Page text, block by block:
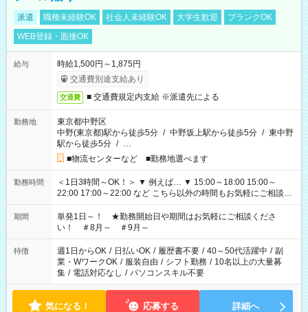
派遣 職種未経験OK 社会人未経験OK 大学生歓迎
ブランクOK
WEB登録・面接OK
給与
時給1,500円～1,875円
交通費別途支給あり
交通費 ■ 交通費規定内支給 ※派遣先による
勤務地
東京都中野区
中野(東京都)駅から徒歩5分 / 中野坂上駅から徒歩5分 / 東中野
駅から徒歩5分 / …
■物流センターなど ■勤務地選べます
勤務時間
＜1日3時間～OK！＞ ▼ 例えば… ▼ 15:00～18:00 15:00～
22:00 17:00～22:00 など こちら以外の時間もお気軽にご相談く
ださい！
期間
単発1日～！ ★勤務開始日や期間はお気軽にご相談くださ
い！ ＃8月～ ＃9月～
特徴 週1日からOK / 日払いOK / 履歴書不要 / 40～50代活躍中 / 副
業・WワークOK / 服装自由 / シフト勤務 / 10名以上の大量募
集 / 電話対応なし / パソコンスキル不要
気になる！ 応募する 詳細へ